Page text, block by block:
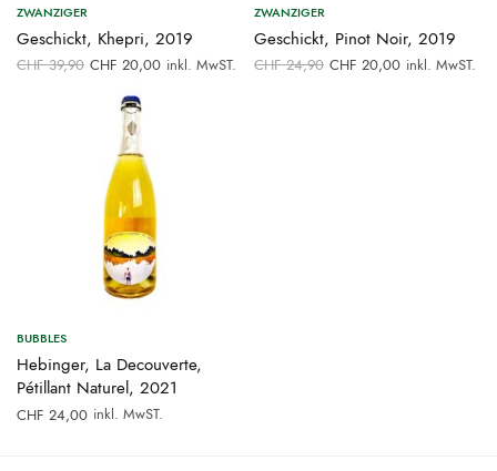
ZWANZIGER
Geschickt, Khepri, 2019
CHF39,90 Ursprünglicher
Preis war:
CHF 39,90
CHF 20,00Aktueller
inkl. MwST.
ZWANZIGER
Geschickt, Pinot Noir, 2019
CHF24,90 Ursprünglicher
Preis war:
CHF 20,00Aktueller
inkl. MwST.
BUBBLES
Hebinger, La Decouverte,
Pétillant Naturel, 2021
CHF 24,00 inkl. MwST.